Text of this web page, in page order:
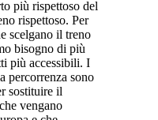
più rispettoso del
rispettoso. Per
scelgano il treno
bisogno di più
più accessibili. I
percorrenza sono
sostituire il
vengano